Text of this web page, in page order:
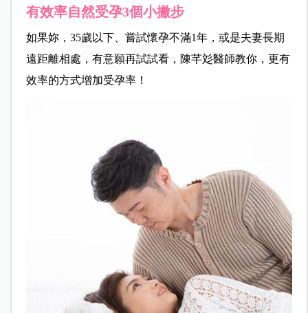
有效率自然受孕3個小撇步
如果妳，35歲以下、嘗試懷孕不滿1年，或是夫妻長期
遠距離相處，有意願再試試看，陳芊彣醫師教你，更有
效率的方式增加受孕率！